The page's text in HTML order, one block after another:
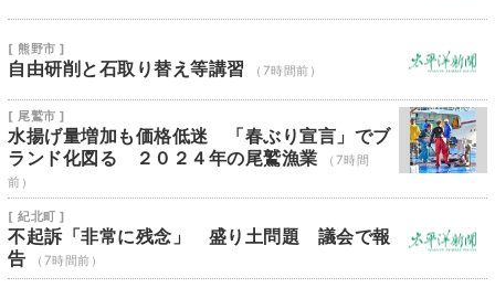
[ 熊野市 ]
自由研削と石取り替え等講習 （7時間前）
[ 尾鷲市 ]
水揚げ量増加も価格低迷 「春ぶり宣言」でブ
ランド化図る ２０２４年の尾鷲漁業
（7時間
前）
[ 紀北町 ]
不起訴「非常に残念」 盛り土問題 議会で報
告
（7時間前）